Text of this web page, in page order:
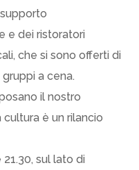
e dei ristoratori
che si sono offerti di
a cena.
il nostro
è un rilancio
sul lato di